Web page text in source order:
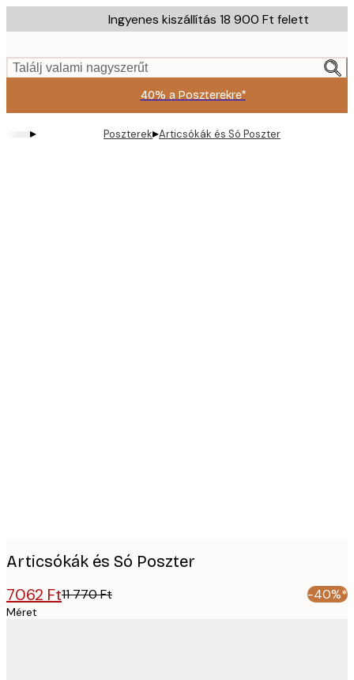
to
content.
Ingyenes kiszállítás 18 900 Ft felett
Találj valami nagyszerűt
40% a Poszterekre*
▸ Poszterek▸Articsókák és Só Poszter
Articsókák és Só Poszter
7062 Ft11 770 Ft -40%*
Méret